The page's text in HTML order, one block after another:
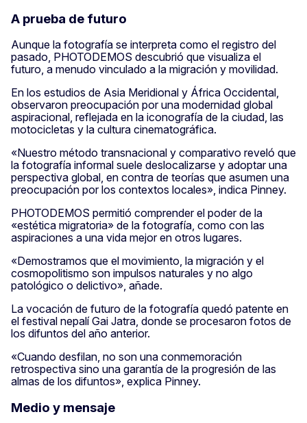
A prueba de futuro
Aunque la fotografía se interpreta como el registro del
pasado, PHOTODEMOS descubrió que visualiza el
futuro, a menudo vinculado a la migración y movilidad.
En los estudios de Asia Meridional y África Occidental,
observaron preocupación por una modernidad global
aspiracional, reflejada en la iconografía de la ciudad, las
motocicletas y la cultura cinematográfica.
«Nuestro método transnacional y comparativo reveló que
la fotografía informal suele deslocalizarse y adoptar una
perspectiva global, en contra de teorías que asumen una
preocupación por los contextos locales», indica Pinney.
PHOTODEMOS permitió comprender el poder de la
«estética migratoria» de la fotografía, como con las
aspiraciones a una vida mejor en otros lugares.
«Demostramos que el movimiento, la migración y el
cosmopolitismo son impulsos naturales y no algo
patológico o delictivo», añade.
La vocación de futuro de la fotografía quedó patente en
el festival nepalí Gai Jatra, donde se procesaron fotos de
los difuntos del año anterior.
«Cuando desfilan, no son una conmemoración
retrospectiva sino una garantía de la progresión de las
almas de los difuntos», explica Pinney.
Medio y mensaje